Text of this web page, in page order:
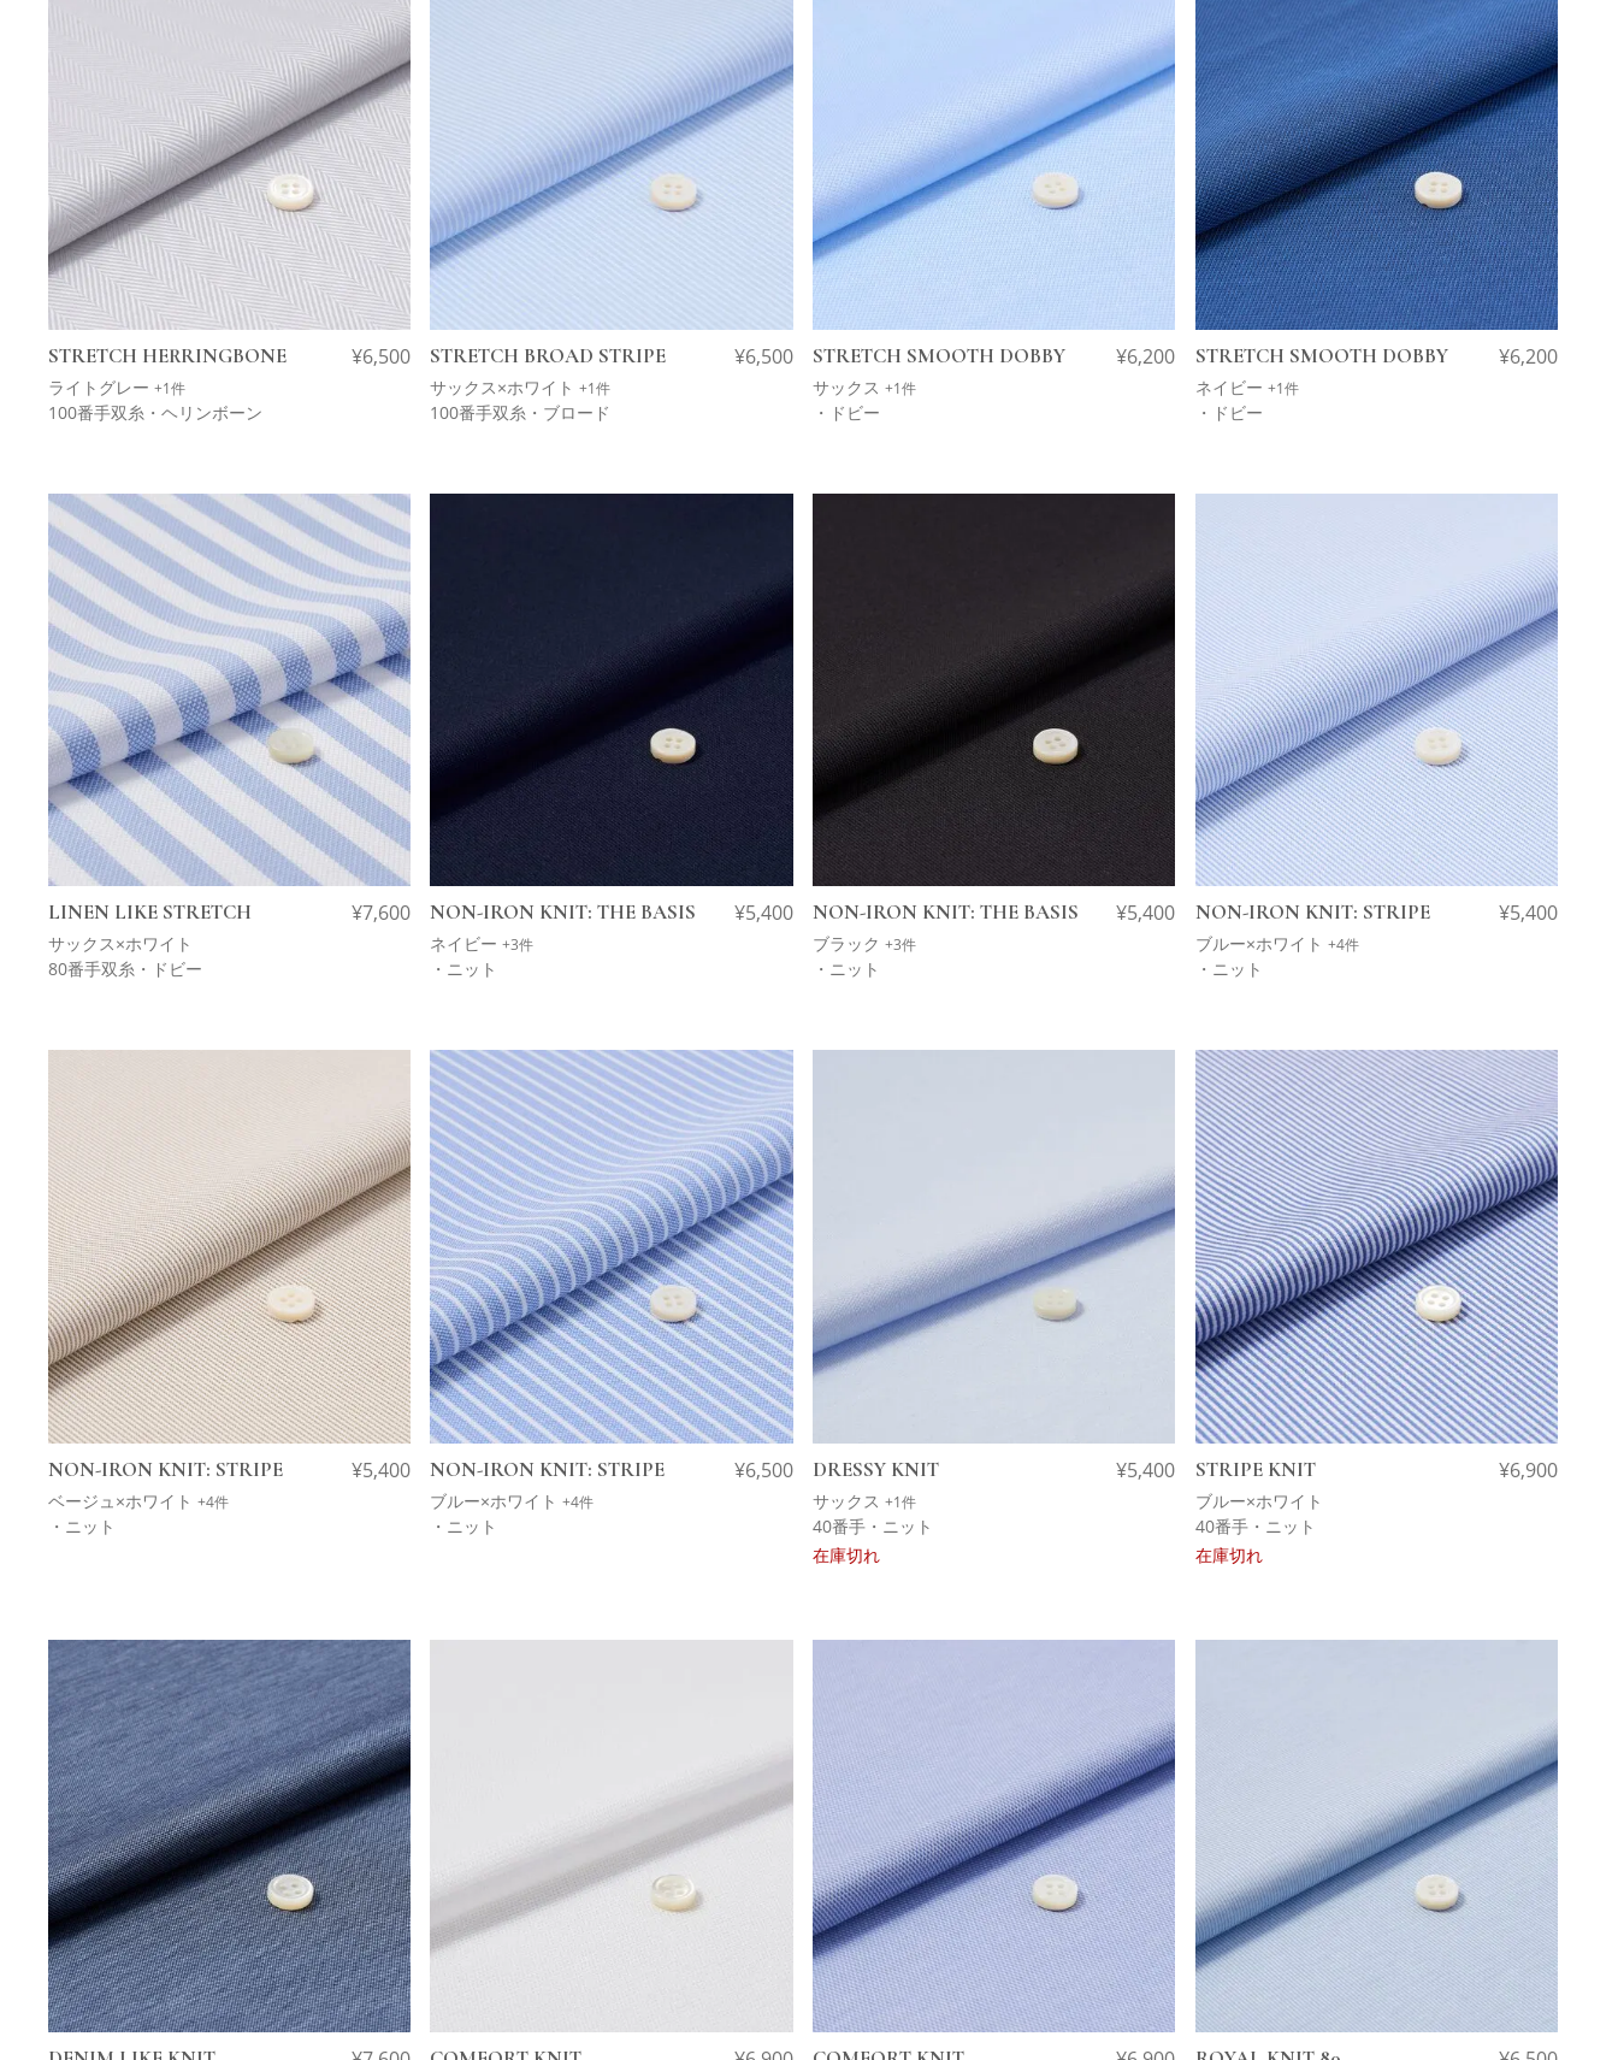
STRETCH HERRINGBONE
ライトグレー +1件
¥6,500
100番手双糸・ヘリンボーン
STRETCH BROAD STRIPE
サックス×ホワイト+1件
¥6,500
100番手双糸・ブロード
STRETCH SMOOTH DOBBY
サックス +1件
¥6,200
・ドビー
STRETCH SMOOTH DOBBY
ネイビー +1件
¥6,200
・ドビー
LINEN LIKE STRETCH
サックス×ホワイト
¥7,600
80番手双糸・ドビー
NON-IRON KNIT: THE BASIS
ネイビー+3件
¥5,400
・ニット
NON-IRON KNIT: THE BASIS
ブラック +3件
¥5,400
・ニット
NON-IRON KNIT: STRIPE
ブルー×ホワイト +4件
¥5,400
・ニット
NON-IRON KNIT: STRIPE
ベージュ×ホワイト +4件
¥5,400
・ニット
NON-IRON KNIT: STRIPE
ブルー×ホワイト+4件
¥6,500
・ニット
DRESSY KNIT
サックス +1件
¥5,400
40番手・ニット
在庫切れ
STRIPE KNIT
ブルー×ホワイト
¥6,900
40番手・ニット
在庫切れ